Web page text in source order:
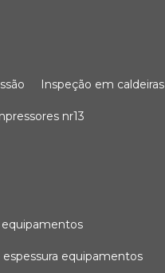
inspeção em caldeiras
nr13
equipamentos
equipamentos